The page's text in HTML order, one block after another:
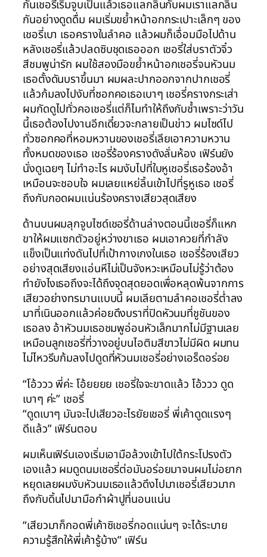
กันเชอรี่เริ่มจูบเป็นแล้วเธอแลกลิ้นกับผมเราแลกลิ้น
กันอย่างดูดดื่ม ผมเริ่มขย้ำหน้าอกกระเปาะเล็กๆ ของ
เชอรี่เบา เธอครางในลำคอ แล้วผมก็เอื่อมมือไปด้าน
หลังเชอรี่แล้วปลดซิบชุดเธอออก เชอรี่ใส่บราตัวจิ๋ว
สีชมพูน่ารัก ผมใช้สองมือขย้ำหน้าอกเชอรี่จนหัวนม
เธอตั้งดันบราขึ้นมา ผมผละปากออกจากปากเชอรี่
แล้วก้มลงไปงับที่ซอกคอเธอเบาๆ เชอรี่ครางกระเส่า
ผมกัดดูไปทั่วคอเชอรี่แต่ก็ไมทำให้ถึงกับช้ำเพราะว่าวัน
นี้เธอต้องไปงานอีกเดี๋ยวจะกลายเป็นข่าว ผมไซด์ไป
ทั่วซอกคอที่หอมหวานของเชอรี่เลียเอาความหวาน
ทั้งหมดของเธอ เชอรี่ร้องครางดังลั่นห้อง เฟิร์นยัง
นั่งดูเฉยๆ ไม่ทำอะไร ผมงับไปที่ใบหูเชอรี่เธอร้องอ้า
เหมือนจะชอบใจ ผมเลยแหย่ลิ้นเข้าไปที่รูหูเธอ เชอรี่
ถึงกับกอดผมแน่นร้องครางเสียวสุดเสียง
ด้านบนผมลุกจูบไซด์เชอรี่ด้านล่างตอนนี้เชอรี่ก็แหก
ขาให้ผมแซกตัวอยู่หว่างขาเธอ ผมเอาควยที่กำลัง
แข็งเป็นแท่งดันไปที่เป้ากางเกงในเธอ เชอรี่ร้องเสียว
อย่างสุดเสียงแอ่นหีไม่เป็นจังหวะเหมือนไม่รู้ว่าต้อง
ทำยังไงเธอถึงจะได้ถึงจุดสุดยอดเพื่อหลุดพ้นจากการ
เสียวอย่างทรมานแบบนี้ ผมเลียตามลำคอเชอรี่ต่ำลง
มาที่เนินออกแล้วค่อยดึงบราที่ปิดหัวนมที่ชูชันของ
เธอลง อ้าหัวนมเธอชมพูอ่อนหัวเล็กมากไม่มีฐานเลย
เหมือนลูกเชอรี่ที่วางอยู่บนไอติมสีขาวไม่มีผิด ผมทน
ไม่ไหวรีบก้มลงไปดูดที่หัวนมเชอรี่อย่างเอร็ดอร่อย
“โอ้ววว พี่ค่ะ โอ้ยยยย เชอรี่ใจจะขาดแล้ว โอ้ววว ดูด
เบาๆ ค่ะ” เชอรี่
“ดูดเบาๆ มันจะไปเสียวอะไรยัยเชอรี่ พี่เค้าดูดแรงๆ
ดีแล้ว” เฟิร์นตอบ
ผมเห็นเฟิร์นเองเริ่มเอามือล้วงเข้าไปใต้กระโปรงตัว
เองแล้ว ผมดูดนมเชอรี่ต่อมันอร่อยมาจนผมไม่อยาก
หยุดเลยผมงับหัวนมเธอแล้วดึงไปมาเชอรี่เสียวมาก
ถึงกับดิ้นไปมามือกำผ้าปูที่นอนแน่น
“เสียวมาก็กอดพี่เค้าซิเชอรี่กอดแน่นๆ จะได้ระบาย
ความรู้สึกให้พี่เค้ารู้บ้าง” เฟิร์น